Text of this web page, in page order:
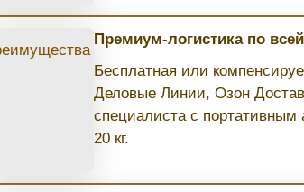
Премиум-логистика по
Бесплатная или
Деловые Линии, Озон
специалиста с
20 кг.